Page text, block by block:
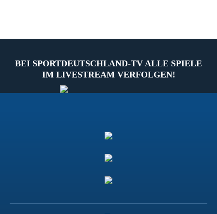
BEI SPORTDEUTSCHLAND-TV ALLE SPIELE
IM LIVESTREAM VERFOLGEN!